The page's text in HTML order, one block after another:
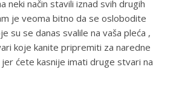
neki način stavili iznad svih drugih
je veoma bitno da se oslobodite
su se danas svalile na vaša pleća ,
koje kanite pripremiti za naredne
ćete kasnije imati druge stvari na